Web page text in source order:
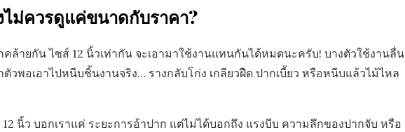
ม่ควรดูแค่ขนาดกับราคา?
ล้ายกัน ไซส์ 12 นิ้วเท่ากัน จะเอามาใช้งานแทนกันได้หมดนะครับ! บางตัวใช้งานลื่น
พอเอาไปหนีบชิ้นงานจริง… รางกลับโก่ง เกลียวฝืด ปากเบี้ยว หรือหนีบแล้วไม้ไหล
นิ้ว บอกเราแค่ ระยะการอ้าปาก แต่ไม่ได้บอกถึง แรงบีบ ความลึกของปากจับ หรือ